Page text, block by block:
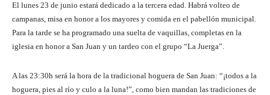
El lunes 23 de junio estará dedicado a la tercera edad. Habrá volteo de
campanas, misa en honor a los mayores y comida en el pabellón municipal.
Para la tarde se ha programado una suelta de vaquillas, completas en la
iglesia en honor a San Juan y un tardeo con el grupo “La Juerga”.
A las 23:30h será la hora de la tradicional hoguera de San Juan: “¡todos a la
hoguera, pies al río y culo a la luna!”, como bien mandan las tradiciones de